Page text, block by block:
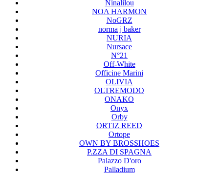
Ninalilou
NOA HARMON
NoGRZ
norma j baker
NURIA
Nursace
N°21
Off-White
Officine Marini
OLIVIA
OLTREMODO
ONAKO
Onyx
Orby
ORTIZ REED
Ortope
OWN BY BROSSHOES
P.ZZA DI SPAGNA
Palazzo D'oro
Palladium